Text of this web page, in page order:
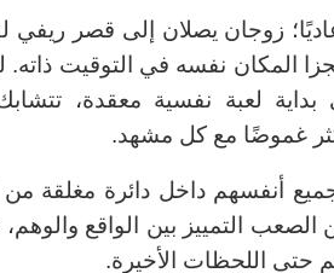
زوجان يصلان إلى قصر ريفي
المكان نفسه في التوقيت
بداية لعبة نفسية معقدة،
غموضًا مع كل مشهد.
أنفسهم داخل دائرة مغلقة من
الصعب التمييز بين الواقع
حتى اللحظات الأخيرة.